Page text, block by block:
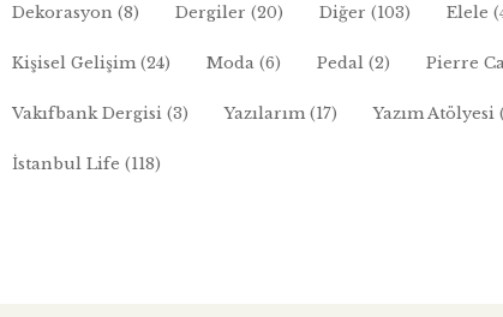
Dekorasyon (8) Dergiler (20) Diğer (103) Elele
Kişisel Gelişim(24) Moda (6) Pedal (2) Pierre
Vakıfbank Dergisi (3) Yazılarım(17) Yazım Atölyesi
İstanbul Life (118)